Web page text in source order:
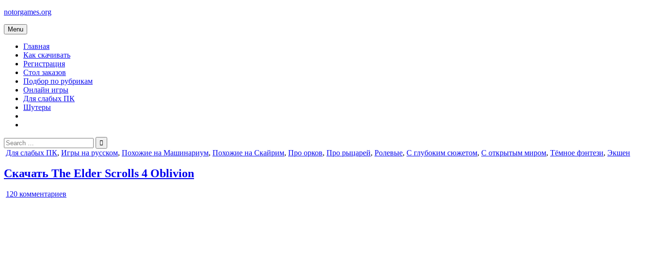
Skip
content
notorgames.org
Menu
Главная
Как скачивать
Регистрация
Стол заказов
Подбор по рубрикам
Онлайн игры
Для слабых ПК
Шутеры
Search
for:
Posted
Для слабых ПК, Игры на русском, Похожие на Машинариум, Похожие на Скайрим, Про орков, Про рыцарей, Ролевые, С глубоким сюжетом, С открытым миром, Тёмное фэнтези, Экшен
Скачать The Elder Scrolls 4 Oblivion
120 комментариев